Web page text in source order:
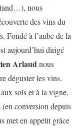
nous
des vins du
Fondé à l’aube de la
aujourd’hui dirigé
Arlaudnous
déguster les vins.
sols et à la vigne,
conversion depuis
met en appétit grâce